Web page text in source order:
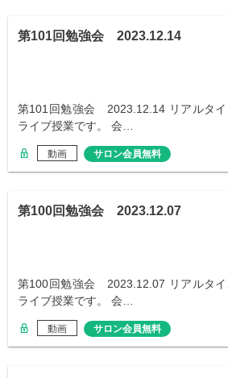
第101回勉強会 2023.12.14
第101回勉強会 2023.12.14 リアルタ
ライブ授業です。 会…
動画 サロン会員無料
第100回勉強会 2023.12.07
第100回勉強会 2023.12.07 リアルタ
ライブ授業です。 会…
動画 サロン会員無料